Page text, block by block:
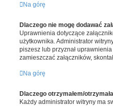
Na górę
Dlaczego nie mogę dodawać
Uprawnienia dotyczące
użytkownika. Administrator
piszesz lub przyznał
zamieszczać załączników,
Na górę
Dlaczego otrzymałem/
Każdy administrator witryny ma